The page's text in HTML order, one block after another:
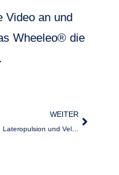
Video an und
Wheeleo® die
WEITER
Wheeleo®, Lateropulsion und Velpeau-Verband